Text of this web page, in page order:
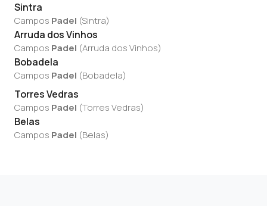
Sintra
Campos Padel (Sintra)
Arruda dos Vinhos
Campos Padel (Arruda dos Vinhos)
Bobadela
Campos Padel (Bobadela)
Torres Vedras
Campos Padel (Torres Vedras)
Belas
Campos Padel (Belas)